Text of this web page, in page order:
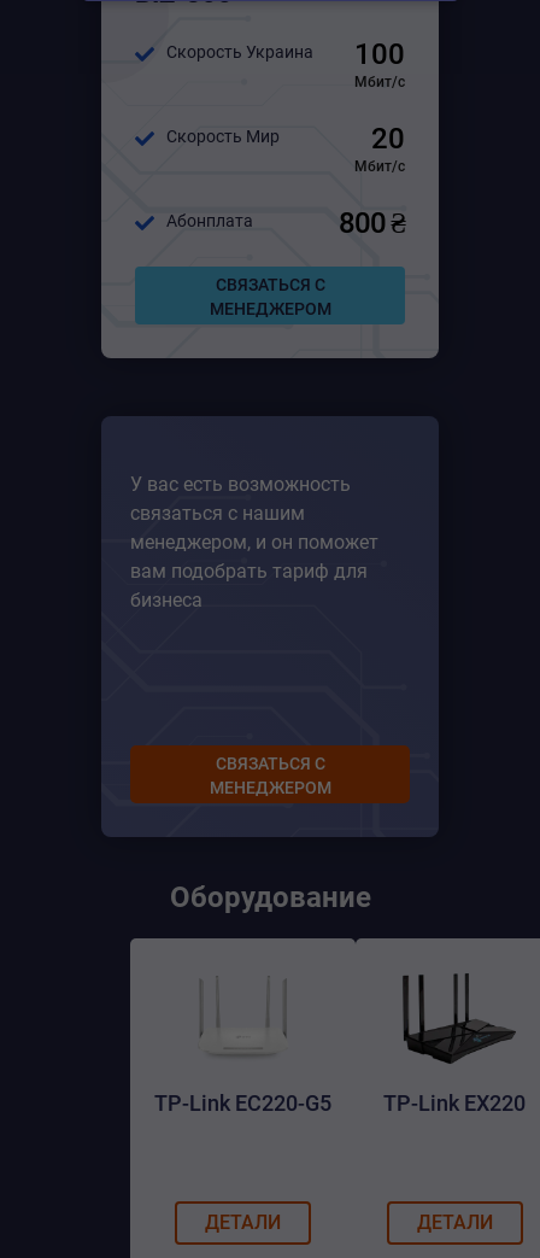
Скорость Украина 100
Мбит/с
Скорость Мир 20
Мбит/с
Абонплата 800 ₴
СВЯЗАТЬСЯ С
МЕНЕДЖЕРОМ
У вас есть возможность
связаться с нашим
менеджером, и он поможет
вам подобрать тариф для
бизнеса
СВЯЗАТЬСЯ С
МЕНЕДЖЕРОМ
Оборудование
TP-Link EC220-G5
ДЕТАЛИ
TP-Link EX220
ДЕТАЛИ